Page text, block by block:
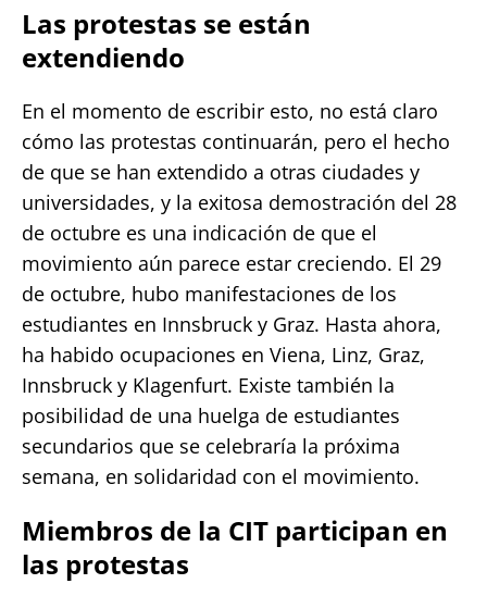
Las protestas se están
extendiendo
En el momento de escribir esto, no está claro
cómo las protestas continuarán, pero el hecho
de que se han extendido a otras ciudades y
universidades, y la exitosa demostración del 28
de octubre es una indicación de que el
movimiento aún parece estar creciendo. El 29
de octubre, hubo manifestaciones de los
estudiantes en Innsbruck y Graz. Hasta ahora,
ha habido ocupaciones en Viena, Linz, Graz,
Innsbruck y Klagenfurt. Existe también la
posibilidad de una huelga de estudiantes
secundarios que se celebraría la próxima
semana, en solidaridad con el movimiento.
Miembros de la CIT participan en
las protestas